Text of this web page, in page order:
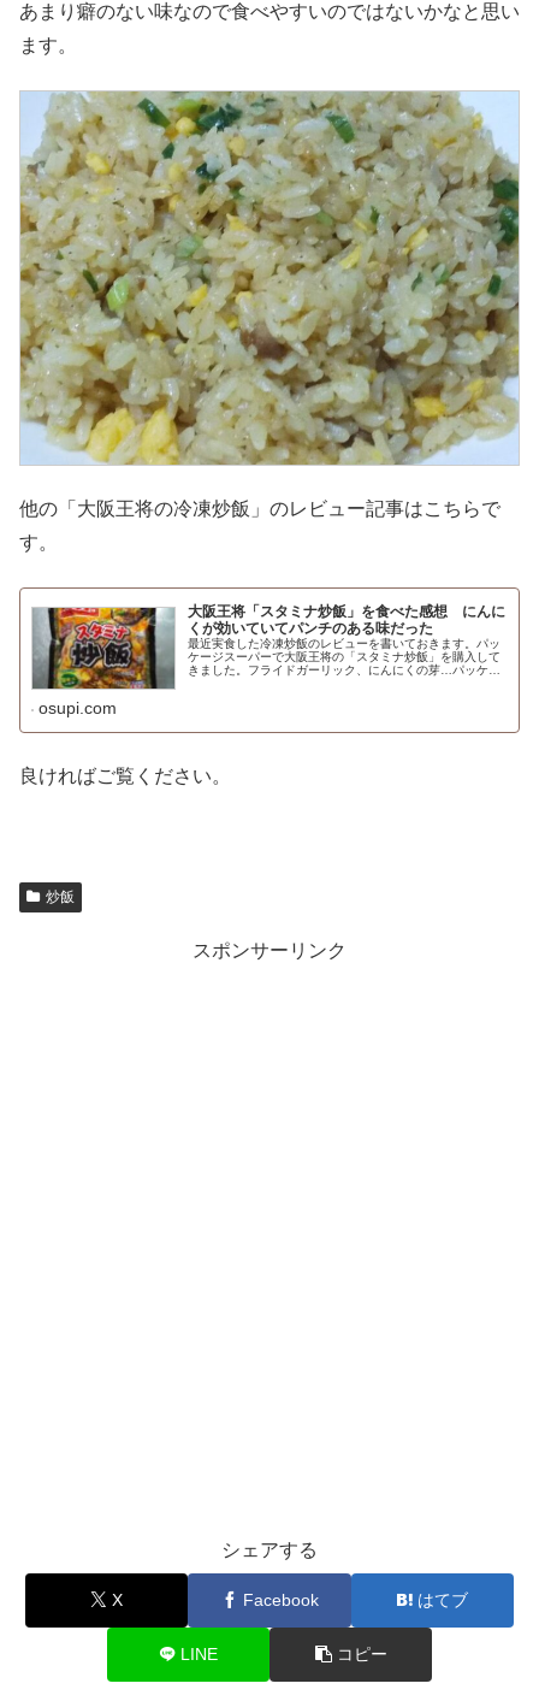
あまり癖のない味なので食べやすいのではないかなと思い
ます。
他の「大阪王将の冷凍炒飯」のレビュー記事はこちらで
す。
大阪王将「スタミナ炒飯」を食べた感想 にんに
くが効いていてパンチのある味だった
最近実食した冷凍炒飯のレビューを書いておきます。パッ
ケージスーパーで大阪王将の「スタミナ炒飯」を購入して
きました。フライドガーリック、にんにくの芽…パッケー
osupi.com
良ければご覧ください。
炒飯
スポンサーリンク
シェアする
X Facebook はてブ
LINE コピー